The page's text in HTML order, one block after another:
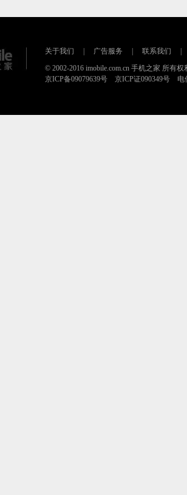
关于我们 广告服务 联系我们
© 2002-2016 imobile.com.cn 手机之家 所有权
京ICP备09079639号 京ICP证090349号 电